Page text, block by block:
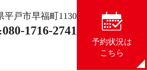
平戸市早福町1130
080-1716-2741
予約状況は
こちら